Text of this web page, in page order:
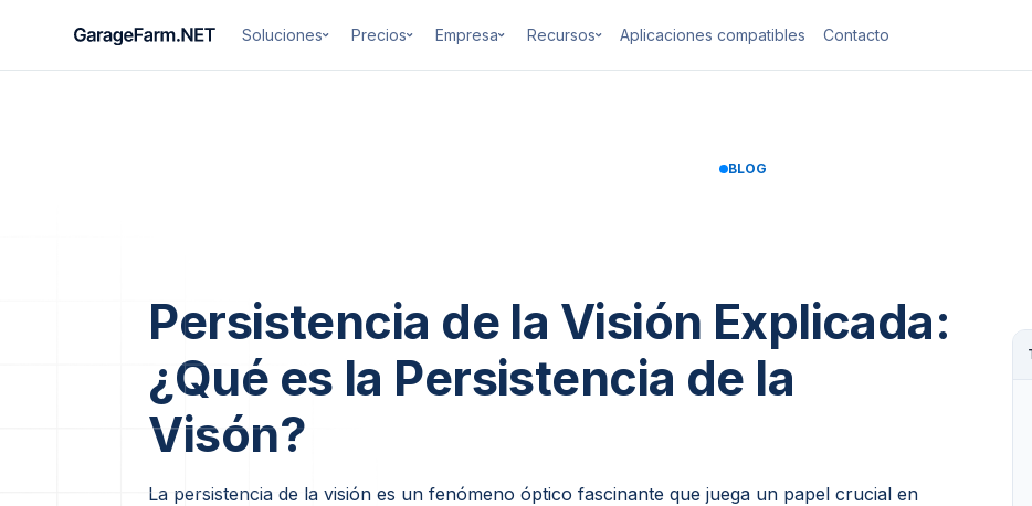
Soluciones Precios Empresa Recursos Aplicaciones compatibles Contacto
BLOG
Persistencia de la Visión Explicada:
¿Qué es la Persistencia de la
Visón?
La persistencia de la visión es un fenómeno óptico fascinante que juega un papel crucial en